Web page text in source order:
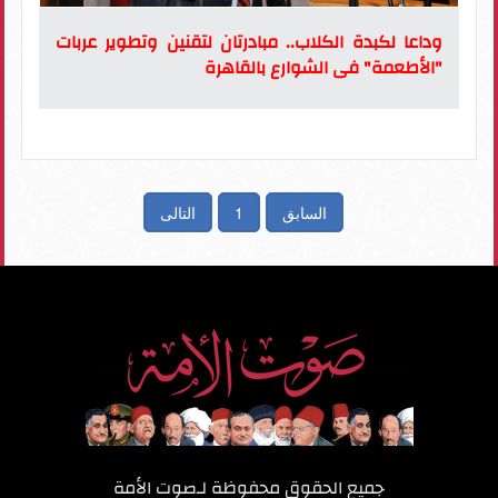
وداعا لكبدة الكلاب.. مبادرتان لتقنين وتطوير عربات
"الأطعمة" فى الشوارع بالقاهرة
السابق 1 التالى
جميع الحقوق محفوظة لـصوت الأمة